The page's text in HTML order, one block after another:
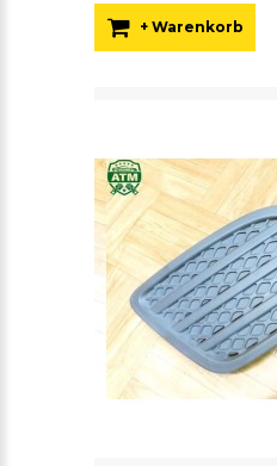
+ Warenkorb